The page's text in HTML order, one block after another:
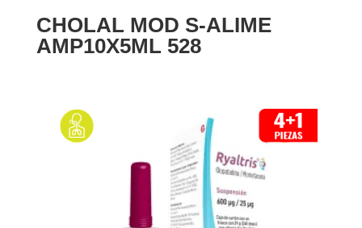
CHOLAL MOD S-ALIME
AMP10X5ML 528